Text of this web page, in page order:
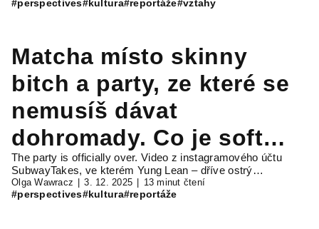
#perspectives#kultura#reportáže#vztahy
Matcha místo skinny
bitch a party, ze které se
nemusíš dávat
dohromady. Co je soft
clubbing?
The party is officially over. Video z instagramového účtu
SubwayTakes, ve kterém Yung Lean – dříve ostrý…
Olga Wawracz 3. 12. 2025 13 minut čtení
#perspectives#kultura#reportáže